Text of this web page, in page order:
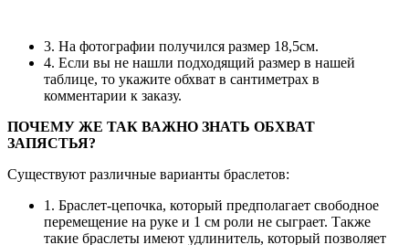
3. На фотографии получился размер 18,5см.
4. Если вы не нашли подходящий размер в нашей
таблице, то укажите обхват в сантиметрах в
комментарии к заказу.
ПОЧЕМУ ЖЕ ТАК ВАЖНО ЗНАТЬ ОБХВАТ
ЗАПЯСТЬЯ?
Существуют различные варианты браслетов:
1. Браслет-цепочка, который предполагает свободное
перемещение на руке и 1 см роли не сыграет. Также
такие браслеты имеют удлинитель, который позволяет